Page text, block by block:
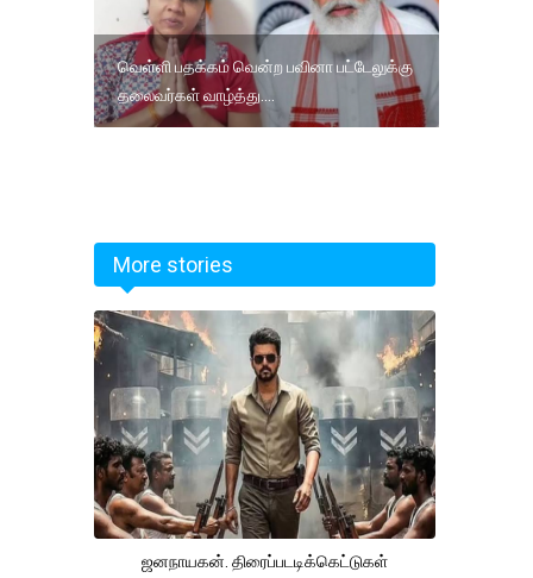
வெள்ளி பதக்கம் வென்ற பவினா பட்டேலுக்கு
தலைவர்கள் வாழ்த்து....
More stories
ஜனநாயகன். திரைப்படடிக்கெட்டுகள்